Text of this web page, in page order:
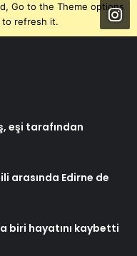
Go to the Theme options
to refresh it.
eşi tarafından
arasında Edirne de
biri hayatını kaybetti